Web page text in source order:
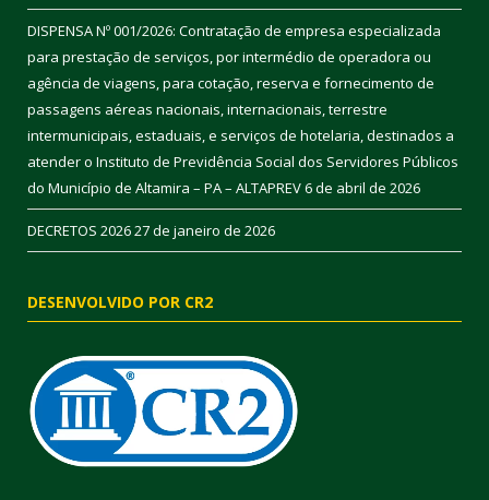
DISPENSA Nº 001/2026: Contratação de empresa especializada
para prestação de serviços, por intermédio de operadora ou
agência de viagens, para cotação, reserva e fornecimento de
passagens aéreas nacionais, internacionais, terrestre
intermunicipais, estaduais, e serviços de hotelaria, destinados a
atender o Instituto de Previdência Social dos Servidores Públicos
do Município de Altamira – PA – ALTAPREV6 de abril de 2026
DECRETOS 202627 de janeiro de 2026
DESENVOLVIDO POR CR2